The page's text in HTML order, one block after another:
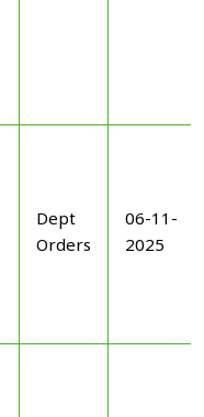
Dept
Orders
06-11-
2025